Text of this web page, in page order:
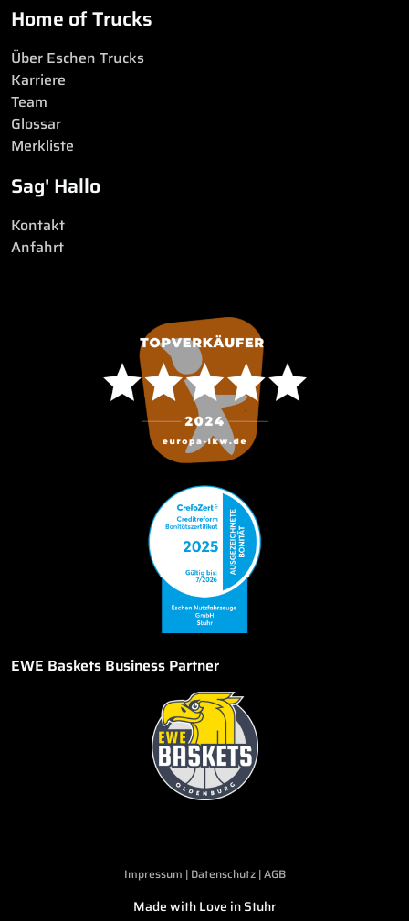
Home of Trucks
Über Eschen Trucks
Karriere
Team
Glossar
Merkliste
Sag' Hallo
Kontakt
Anfahrt
EWE Baskets Business Partner
Impressum | Datenschutz |AGB
Made with Love in Stuhr